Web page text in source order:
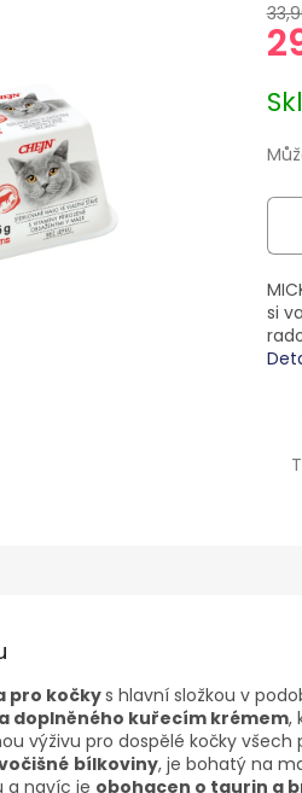
si
pro kočkys hlavní složkou v
doplněného kuřecím krémem,
výživu pro dospělé kočky všech
bílkoviny, je bohatý na
a navíc je obohacen o taurin a